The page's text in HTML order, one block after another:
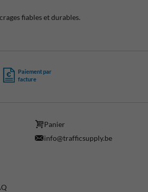
fiables et durables.
Paiement par
facture
Panier
info@trafficsupply.be